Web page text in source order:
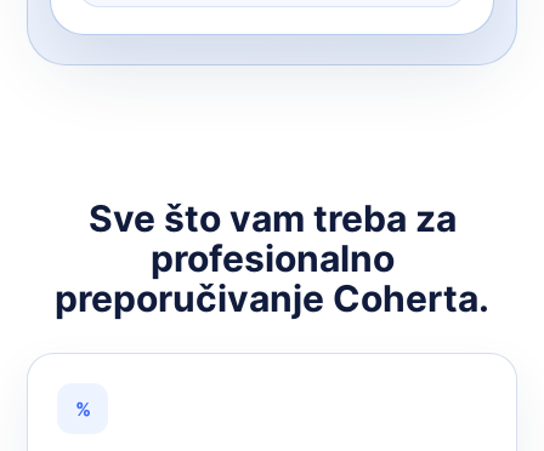
Sve što vam treba za
profesionalno
preporučivanje Coherta.
%